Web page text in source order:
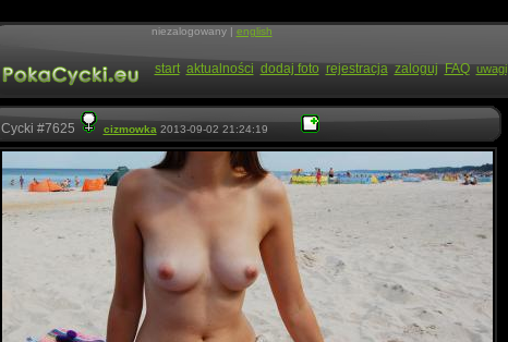
niezalogowany | english
start aktualności dodaj foto rejestracja zaloguj FAQ uwagi
Cycki #7625 cizmowka 2013-09-02 21:24:19